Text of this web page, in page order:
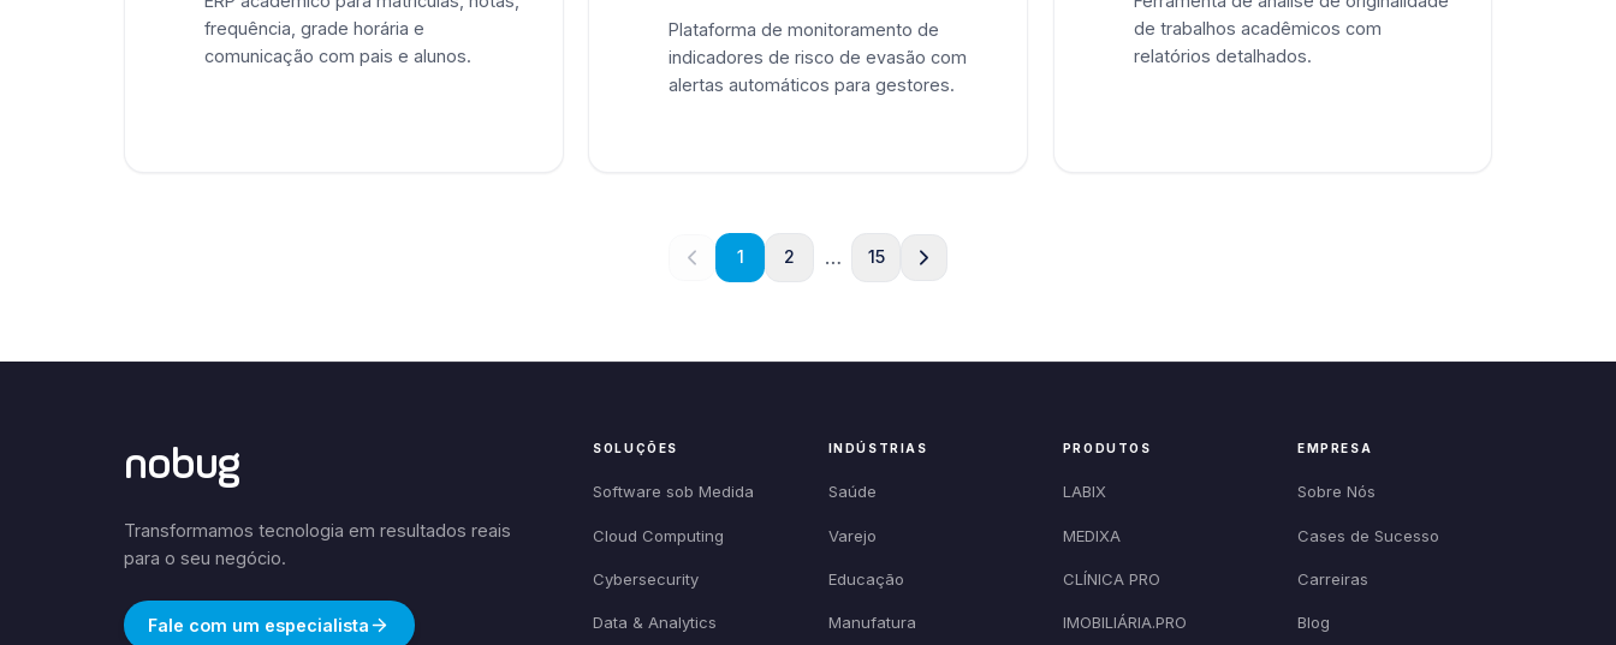
frequência, grade horária e
comunicação com pais e alunos.
Plataforma de monitoramento de
indicadores de risco de evasão com
alertas automáticos para gestores.
de trabalhos acadêmicos com
relatórios detalhados.
1 2 … 15
nobug
Transformamos tecnologia em resultados reais
para o seu negócio.
Fale com um especialista
SOLUÇÕES
Software sob Medida
Cloud Computing
Cybersecurity
Data & Analytics
INDÚSTRIAS
Saúde
Varejo
Educação
Manufatura
PRODUTOS
LABIX
MEDIXA
CLÍNICA PRO
IMOBILIÁRIA.PRO
EMPRESA
Sobre Nós
Cases de Sucesso
Carreiras
Blog